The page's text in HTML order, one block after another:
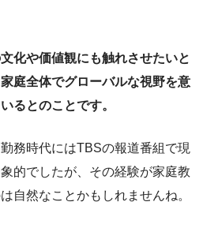
化や価値観にも触れさせたいと
庭全体でグローバルな視野を意
るとのことです。
務時代にはTBSの報道番組で現
的でしたが、その経験が家庭教
自然なことかもしれませんね。